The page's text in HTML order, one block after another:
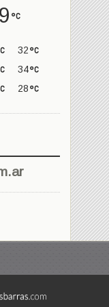
32
34
28